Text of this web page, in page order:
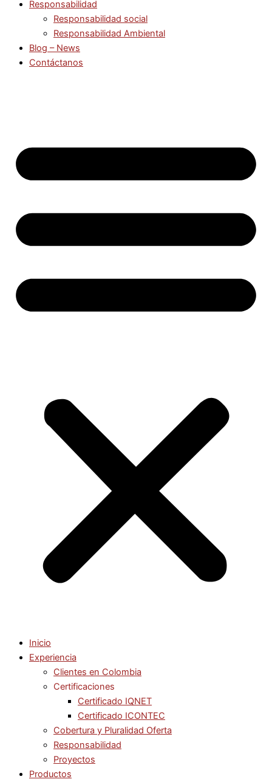
Responsabilidad
Responsabilidad social
Responsabilidad Ambiental
Blog – News
Contáctanos
Inicio
Experiencia
Clientes en Colombia
Certificaciones
Certificado IQNET
Certificado ICONTEC
Cobertura y Pluralidad Oferta
Responsabilidad
Proyectos
Productos